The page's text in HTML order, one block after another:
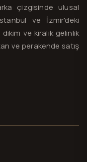
çizgisinde ulusal
ve İzmir'deki
ve kiralık gelinlik
ve perakende satış